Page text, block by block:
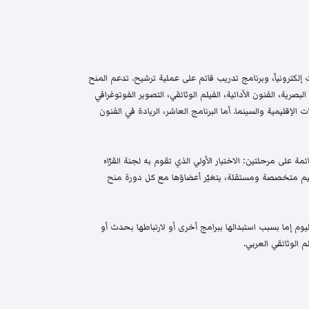
وبرنامج تدريب قائم على عملية ترشيح. تدعم المنح
الفنون الأدائية، الفيلم الوثائقي، التصوير الفوتوغرافي
والسينما. أما البرنامج العاشر، الريادة في الفنون
قائمة على مرحلتين: الاختيار الأولي الذي تقوم به لجنة القرّاء
متخصصة ومستقلة، يتغيّر أعضاؤها مع كل دورة منح
إما بسبب استبدالها ببرامج أخرى أو لارتباطها بحدث أو
الوثائقي العربي.